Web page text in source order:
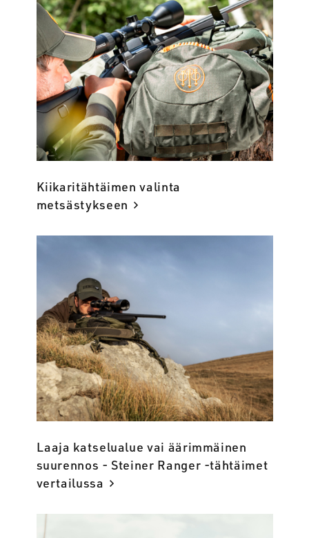
Kiikaritähtäimen valinta
metsästykseen
Laaja katselualue vai äärimmäinen
suurennos - Steiner Ranger -tähtäimet
vertailussa